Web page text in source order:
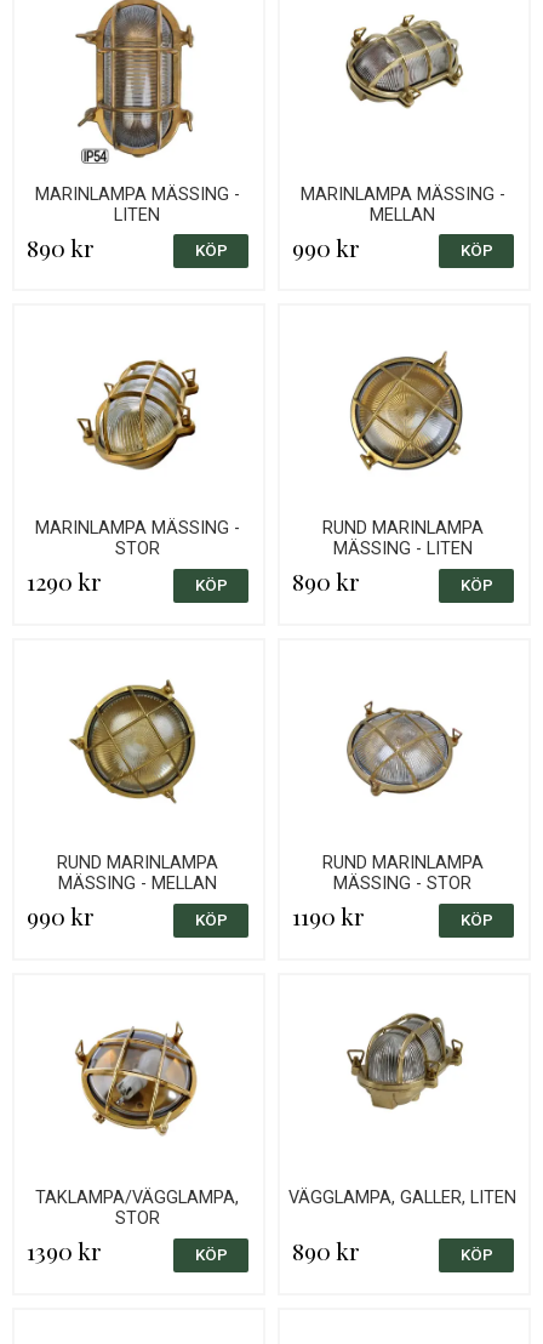
MARINLAMPA MÄSSING -
LITEN
890 kr
MARINLAMPA MÄSSING -
MELLAN
990 kr
MARINLAMPA MÄSSING -
STOR
1290 kr
RUND MARINLAMPA
MÄSSING - LITEN
890 kr
RUND MARINLAMPA
MÄSSING - MELLAN
990 kr
RUND MARINLAMPA
MÄSSING - STOR
1190 kr
TAKLAMPA/VÄGGLAMPA,
STOR
1390 kr
VÄGGLAMPA, GALLER, LITEN
890 kr